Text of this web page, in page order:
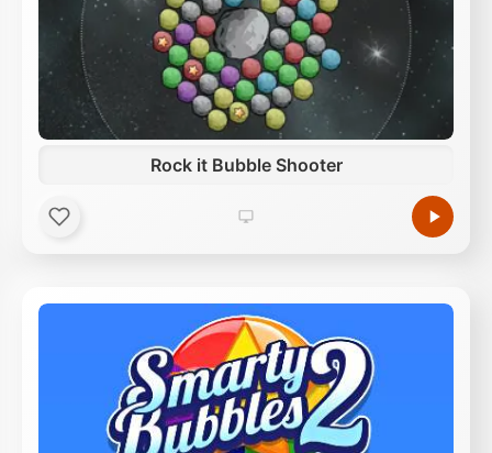
Rock it Bubble Shooter